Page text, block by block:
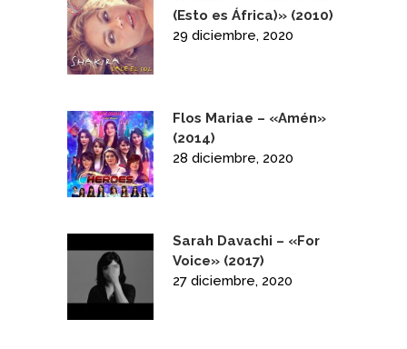
(Esto es África)» (2010)
29 diciembre, 2020
Flos Mariae – «Amén»
(2014)
28 diciembre, 2020
Sarah Davachi – «For
Voice» (2017)
27 diciembre, 2020